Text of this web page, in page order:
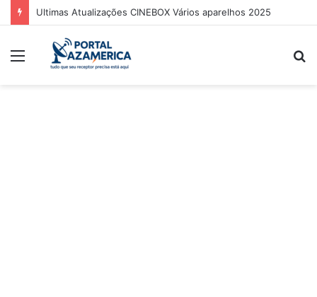
Ultimas Atualizações CINEBOX Vários aparelhos 2025